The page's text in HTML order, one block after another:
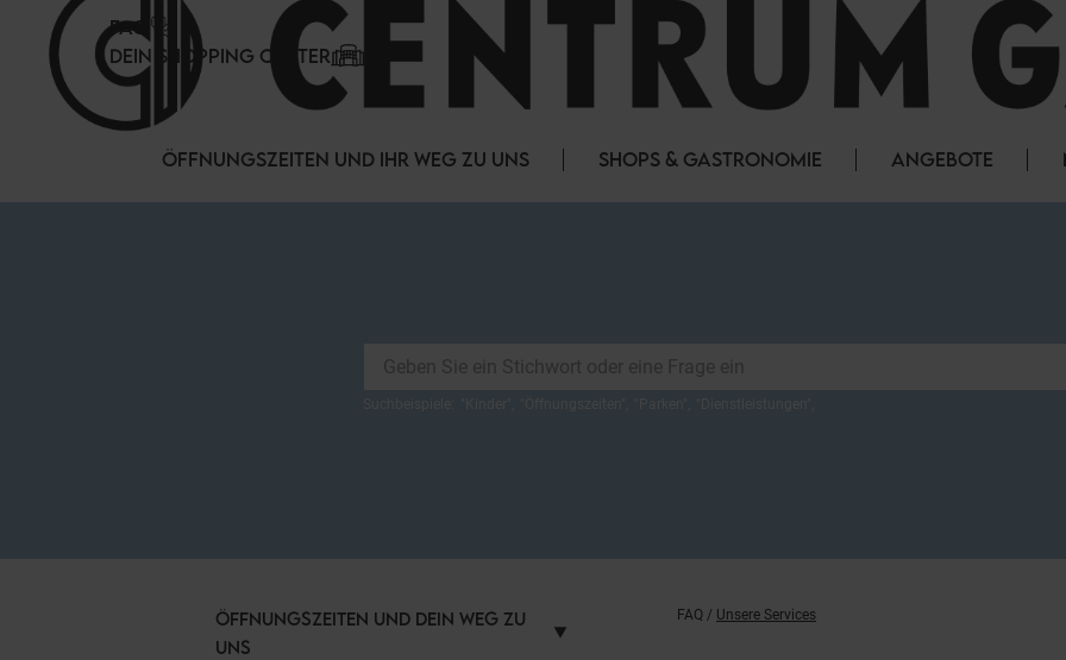
FAQ
DEIN SHOPPING CENTER
ÖFFNUNGSZEITEN UND IHR WEG ZU UNS SHOPS & GASTRONOMIE ANGEBOTE
ÖFFNUNGSZEITEN UND DEIN WEG ZU
UNS
FAQ / Unsere Services
Cookie-Einstellungen